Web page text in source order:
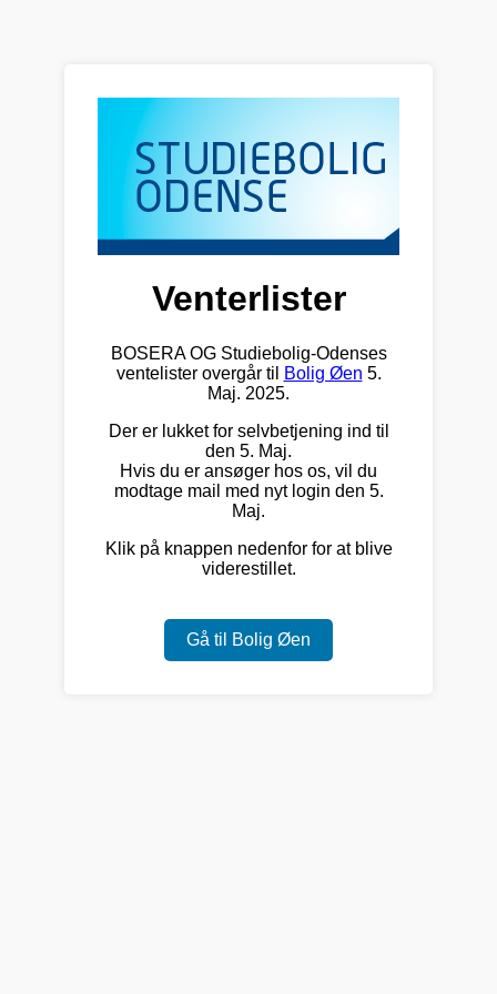
Venterlister
BOSERA OG Studiebolig-Odenses
ventelister overgår til
Bolig Øen 5.
Maj. 2025.
Der er lukket for selvbetjening ind til
den 5. Maj.
Hvis du er ansøger hos os, vil du
modtage mail med nyt login den 5.
Maj.
Klik på knappen nedenfor for at blive
viderestillet.
Gå til Bolig Øen